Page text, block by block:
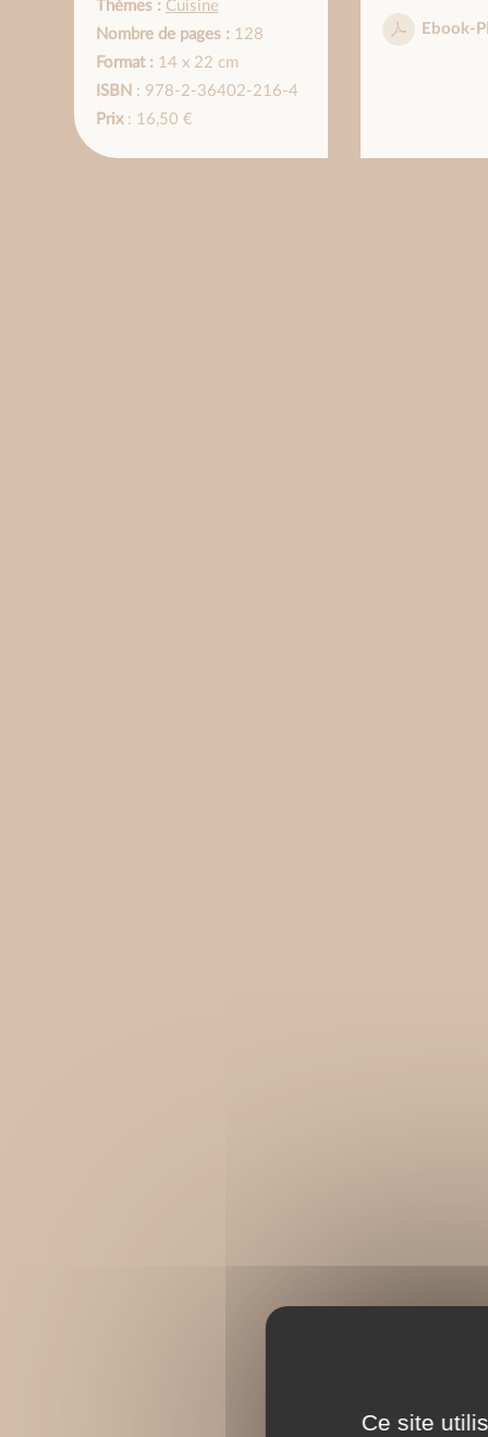
Thèmes : Cuisine
Nombre de pages :128
Format :14 x 22 cm
ISBN : 978-2-36402-216-4
Prix: 16,50 €
Ebook-
Ce site